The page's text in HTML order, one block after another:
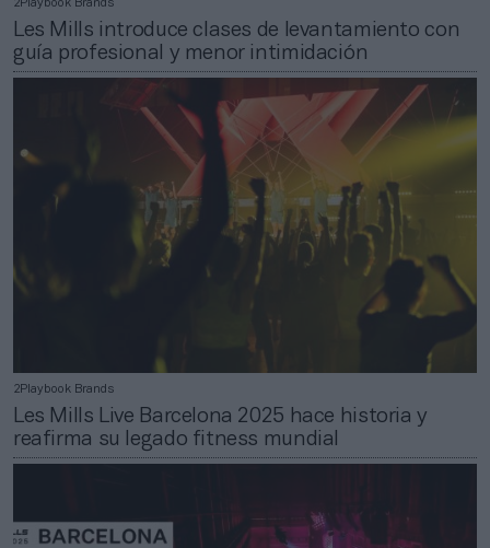
2Playbook Brands
Les Mills introduce clases de levantamiento con
guía profesional y menor intimidación
2Playbook Brands
Les Mills Live Barcelona 2025 hace historia y
reafirma su legado fitness mundial